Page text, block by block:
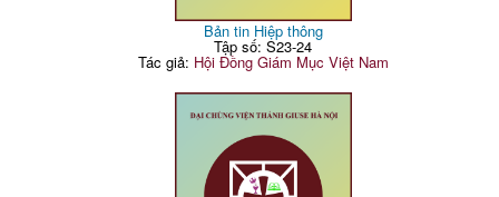
Bản tin Hiệp thông
Tập số: S23-24
Tác giả: Hội Đồng Giám Mục Việt Nam